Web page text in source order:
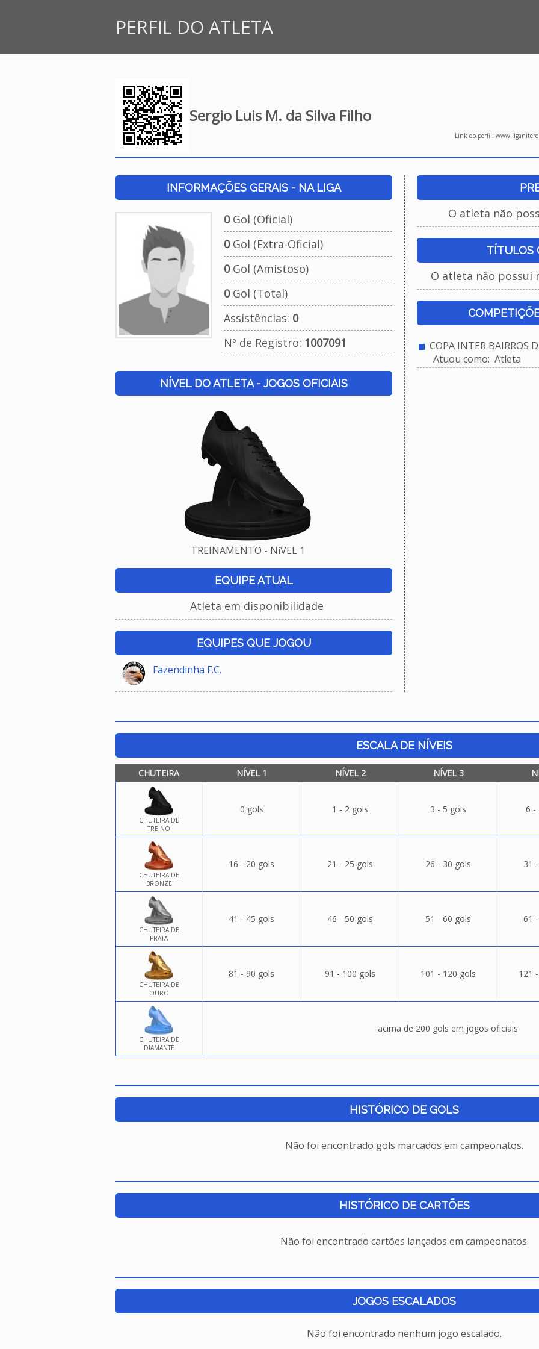
PERFIL DO ATLETA
Sergio Luis M. da Silva Filho
Link do perfil:
INFORMAÇÕES GERAIS - NA LIGA
0Gol (Oficial)
0Gol (Extra-Oficial)
0Gol (Amistoso)
0Gol (Total)
Assistências: 0
Nº de Registro: 1007091
NÍVEL DO ATLETA - JOGOS OFICIAIS
TREINAMENTO - NíVEL 1
EQUIPE ATUAL
Atleta em disponibilidade
EQUIPES QUE JOGOU
Fazendinha F.C.
O atleta não
TÍTULOS
O atleta não possui
COPA INTER BAIRROS
Atuou como: Atleta
ESCALA DE NÍVEIS
CHUTEIRA NÍVEL 1 NÍVEL 2 NÍVEL 3
CHUTEIRA DE
TREINO
0 gols 1 - 2 gols 3 - 5 gols 6 -
CHUTEIRA DE
BRONZE
16 - 20 gols 21 - 25 gols 26 - 30 gols 31
CHUTEIRA DE
PRATA
41 - 45 gols 46 - 50 gols 51 - 60 gols 61
CHUTEIRA DE
OURO
81 - 90 gols 91 - 100 gols 101 - 120 gols 121
CHUTEIRA DE
DIAMANTE
acima de 200 gols em jogos oficiais
HISTÓRICO DE GOLS
Não foi encontrado gols marcados em campeonatos.
HISTÓRICO DE CARTÕES
Não foi encontrado cartões lançados em campeonatos.
JOGOS ESCALADOS
Não foi encontrado nenhum jogo escalado.